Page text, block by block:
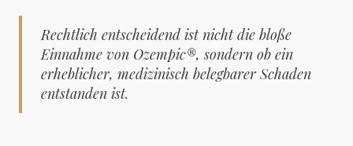
Rechtlich entscheidend ist nicht die bloße
Einnahme von Ozempic®, sondern ob ein
erheblicher, medizinisch belegbarer Schaden
entstanden ist.